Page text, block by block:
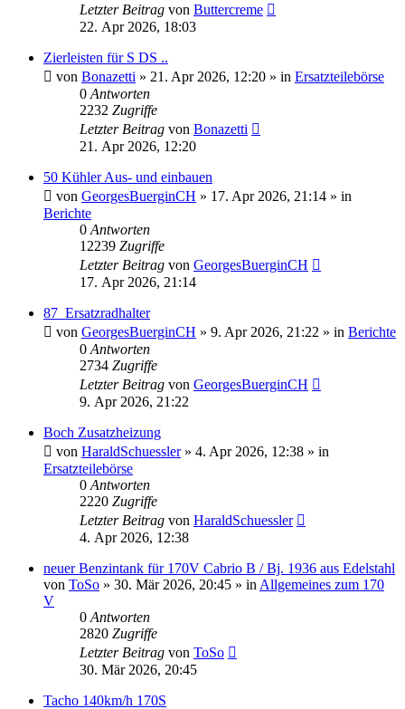
Letzter Beitrag von Buttercreme
22. Apr 2026, 18:03
Zierleisten für S DS ..
von Bonazetti » 21. Apr 2026, 12:20 » in Ersatzteilebörse
0 Antworten
2232 Zugriffe
Letzter Beitrag von Bonazetti
21. Apr 2026, 12:20
50 Kühler Aus- und einbauen
von GeorgesBuerginCH » 17. Apr 2026, 21:14 » in
Berichte
0 Antworten
12239 Zugriffe
Letzter Beitrag von GeorgesBuerginCH
17. Apr 2026, 21:14
87_Ersatzradhalter
von GeorgesBuerginCH » 9. Apr 2026, 21:22 » in Berichte
0 Antworten
2734 Zugriffe
Letzter Beitrag von GeorgesBuerginCH
9. Apr 2026, 21:22
Boch Zusatzheizung
von HaraldSchuessler» 4. Apr 2026, 12:38 » in
Ersatzteilebörse
0 Antworten
2220 Zugriffe
Letzter Beitrag von HaraldSchuessler
4. Apr 2026, 12:38
neuer Benzintank für 170V Cabrio B / Bj. 1936 aus Edelstahl
von ToSo » 30. Mär 2026, 20:45 » in Allgemeines zum 170
V
0 Antworten
2820 Zugriffe
Letzter Beitrag von ToSo
30. Mär 2026, 20:45
Tacho 140km/h 170S